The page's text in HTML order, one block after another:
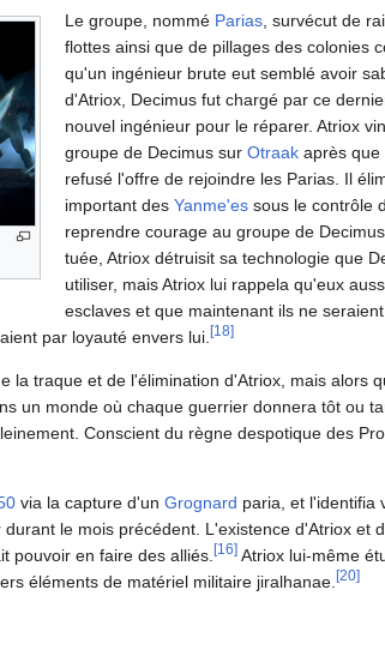
Le groupe, nommé Parias, survécut de
flottes ainsi que de pillages des colonies
qu'un ingénieur brute eut semblé avoir
d'Atriox, Decimus fut chargé par ce
nouvel ingénieur pour le réparer. Atriox
groupe de Decimus sur Otraakaprès que
refusé l'offre de rejoindre les Parias. Il
important des Yanme'essous le contrôle
reprendre courage au groupe de
tuée, Atriox détruisit sa technologie que
utiliser, mais Atriox lui rappela qu'eux
esclaves et que maintenant ils ne
par loyauté envers lui. [18]
la traque et de l'élimination d'Atriox, mais alors
un monde où chaque guerrier donnera tôt ou
Conscient du règne despotique des
via la capture d'un Grognard paria, et l'identifia
le mois précédent. L'existence d'Atriox et
pouvoir en faire des alliés. [16] Atriox lui-même
éléments de matériel militaire jiralhanae. [20]